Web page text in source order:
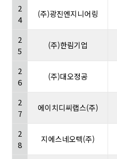
2
4
(주)광진엔지니어링
2
5
(주)한림기업
2
6
(주)대오정공
2
7
에이치디씨랩스(주)
2
8
지에스네오텍(주)